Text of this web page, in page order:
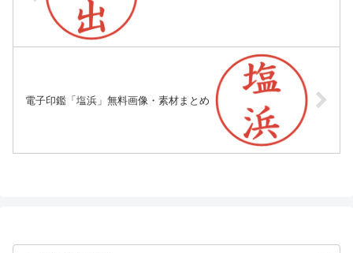
電子印鑑「塩浜」無料画像・素材まとめ